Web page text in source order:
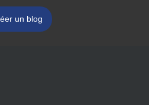
un blog